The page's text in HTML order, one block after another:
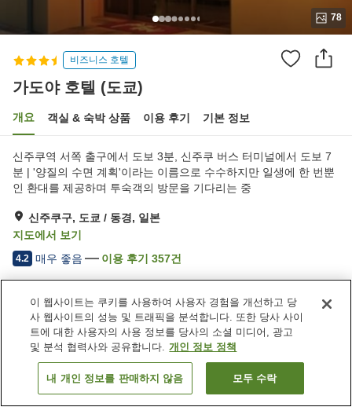
78
비즈니스 호텔
가도야 호텔 (도쿄)
개요 객실 & 숙박 상품 이용 후기 기본 정보
신주쿠역 서쪽 출구에서 도보 3분, 신주쿠 버스 터미널에서 도보 7
분 | '양질의 수면 계획'이라는 이름으로 수수하지만 일생에 한 번뿐
인 환대를 제공하며 투숙객의 방문을 기다리는 중
신주쿠구, 도쿄 / 동경, 일본
지도에서 보기
4.2 매우 좋음 이용 후기 357건
숙소 편의 시설/서비스
셀프 체크인
24시간 프런트 데스크
여행 가방 보관 서비스
택배
일본 도쿄 / 동경 신주쿠구 가도야 호텔 (도쿄)
객실 보기
이 웹사이트는 쿠키를 사용하여 사용자 경험을 개선하고 당
사 웹사이트의 성능 및 트래픽을 분석합니다. 또한 당사 사이
트에 대한 사용자의 사용 정보를 당사의 소셜 미디어, 광고
및 분석 협력사와 공유합니다. 개인 정보 정책
내 개인 정보를 판매하지 않음 모두 수락